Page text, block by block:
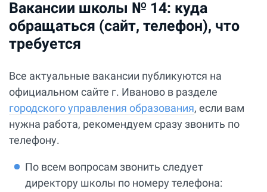
Вакансии школы № 14: куда
обращаться (сайт, телефон), что
требуется
Все актуальные вакансии публикуются на
официальном сайте г. Иваново в разделе
городского управления образования, если вам
нужна работа, рекомендуем сразу звонить по
телефону.
По всем вопросам звонить следует
директору школы по номеру телефона: